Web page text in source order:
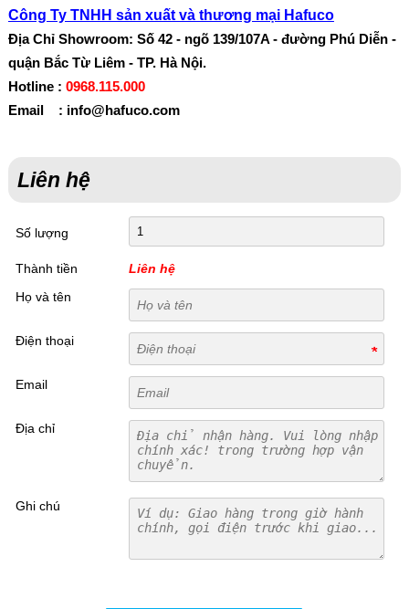
Công Ty TNHH sản xuất và thương mại Hafuco
Địa Chỉ Showroom: Số 42 - ngõ 139/107A - đường Phú Diễn -
quận Bắc Từ Liêm - TP. Hà Nội.
Hotline : 0968.115.000
Email : info@hafuco.com
Liên hệ
Số lượng
Thành tiền
Liên hệ
Họ và tên
Điện thoại
Email
Địa chỉ
Ghi chú